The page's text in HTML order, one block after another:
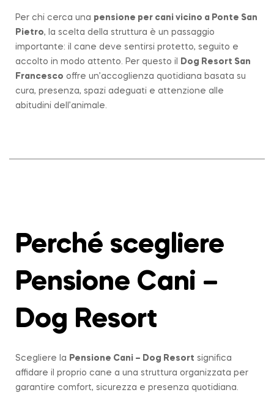
Per chi cerca una pensione per cani vicino a Ponte San
Pietro, la scelta della struttura è un passaggio
importante: il cane deve sentirsi protetto, seguito e
accolto in modo attento. Per questo il
Dog Resort San
Francesco offre un’accoglienza quotidiana basata su
cura, presenza, spazi adeguati e attenzione alle
abitudini dell’animale.
Perché scegliere
Pensione Cani –
Dog Resort
Scegliere la Pensione Cani – Dog Resort significa
affidare il proprio cane a una struttura organizzata per
garantire comfort, sicurezza e presenza quotidiana.